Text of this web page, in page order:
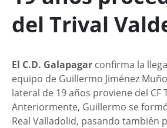
del Trival
El C.D. Galapagar confirma la
equipo de Guillermo Jiménez
lateral de 19 años proviene del CF
Anteriormente, Guillermo se
Real Valladolid, pasando también